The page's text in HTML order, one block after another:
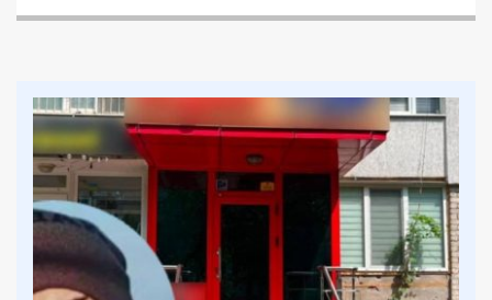
кворума не было во времявторого
нашлось. Правда, и на ней депутат больше
интересовался тем, что происходит в его
телефоне, чем реальным состоянием дел.